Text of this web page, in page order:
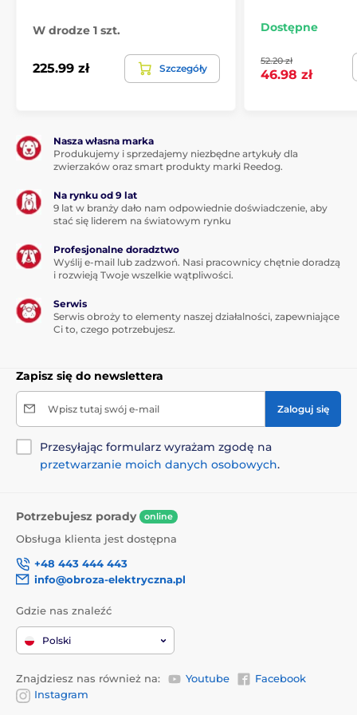
liście buraka ćwikłowego, świeże żurawiny, świeże
jagody, świeże całe jagody olszy, kurkuma, ostropest
plamisty, korzeń łopianu, lawenda, korzeń hibiskusa,
owoce dzikiej róży.
Białko 33%, zawartość tłuszczu 20%, surowa błonnik
5%, surowy popiół 7%, wapń 1,5%, fosfor 1,1%, Omega 6
2,7%, Omega 3 1%, DHA 0,3%, EPA 0,3%, glukozamina
1400 mg/kg, chondroityna 900 mg/kg.
Dodatki na kg:
Dodatki technologiczne: Ekstrakt tokoferolu z olejów
roślinnych: 121 mg, kwas cytrynowy: 40 mg. Dodatki
żywieniowe: 3a890 Chlorek choliny (cholina): 700 mg,
3b606 (cynk: 112,5 mg), 3b406 (miedź: 11 mg), 3a821
3a671 Witamina D3: 500 IU, 3a700 Witamina E: 50 IU.
Dodatki zootechniczne: 4b1707 Enterococcus faecium
NCIMB 10415 2,2x106 CFU.
Wartość energetyczna:
W drodze 1 szt.
225.99 zł Szczegóły
Dostępne
52.20 zł
46.98 zł
Nasza własna marka
Produkujemy i sprzedajemy niezbędne artykuły dla
zwierzaków oraz smart produkty marki Reedog.
Na rynku od 9 lat
9 lat w branży dało nam odpowiednie doświadczenie, aby
stać się liderem na światowym rynku
Profesjonalne doradztwo
Wyślij e-mail lub zadzwoń. Nasi pracownicy chętnie doradzą
i rozwieją Twoje wszelkie wątpliwości.
Serwis
Serwis obroży to elementy naszej działalności, zapewniające
Ci to, czego potrzebujesz.
Zapisz się do newslettera
Wpisz tutaj swój e-mail Zaloguj się
Przesyłając formularz wyrażam zgodę na
przetwarzanie moich danych osobowych.
Potrzebujesz porady online
Obsługa klienta jest dostępna
+48 443 444 443
info@obroza-elektryczna.pl
Gdzie nas znaleźć
Polski
Znajdziesz nas również na: Youtube
Facebook
Instagram